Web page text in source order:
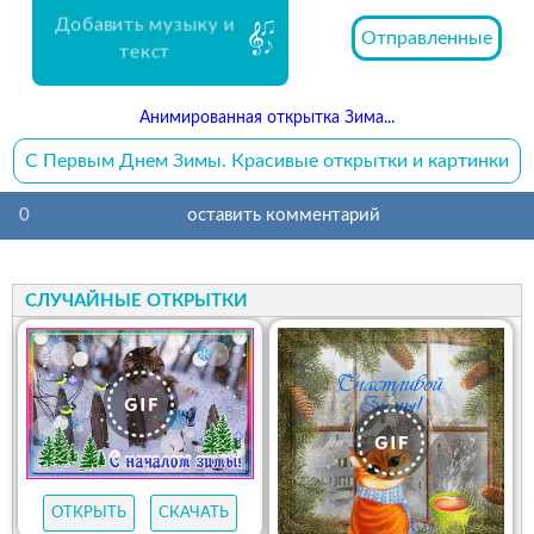
Добавить музыку и
текст
Отправленные
Анимированная открытка Зима...
С Первым Днем Зимы. Красивые открытки и картинки
0 оставить комментарий
СЛУЧАЙНЫЕ ОТКРЫТКИ
ОТКРЫТЬ СКАЧАТЬ